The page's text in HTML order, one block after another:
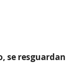
se resguardan